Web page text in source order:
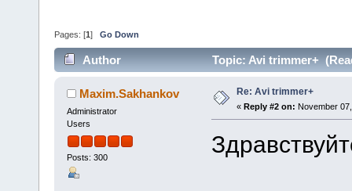
Pages: [1] Go Down
Author Topic: Avi trimmer+
Maxim.Sakhankov
Administrator
Users
Posts: 300
Re: Avi trimmer+
« Reply #2 on: November